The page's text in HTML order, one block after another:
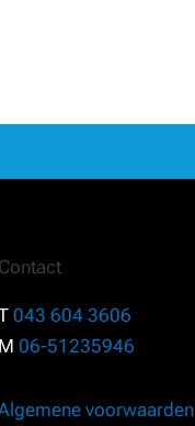
Contact
043 604 3606
M 06-51235946
voorwaarden